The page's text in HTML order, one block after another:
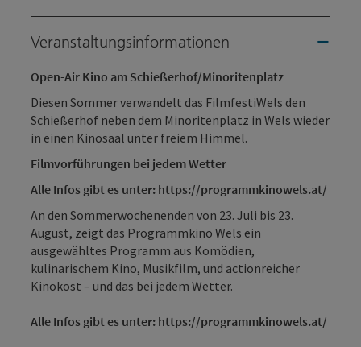
Veranstaltungsinformationen
Open-Air Kino am Schießerhof/Minoritenplatz
Diesen Sommer verwandelt das FilmfestiWels den
Schießerhof neben dem Minoritenplatz in Wels wieder
in einen Kinosaal unter freiem Himmel.
Filmvorführungen bei jedem Wetter
Alle Infos gibt es unter: https://programmkinowels.at/
An den Sommerwochenenden von 23. Juli bis 23.
August, zeigt das Programmkino Wels ein
ausgewähltes Programm aus Komödien,
kulinarischem Kino, Musikfilm, und actionreicher
Kinokost – und das bei jedem Wetter.
Alle Infos gibt es unter: https://programmkinowels.at/